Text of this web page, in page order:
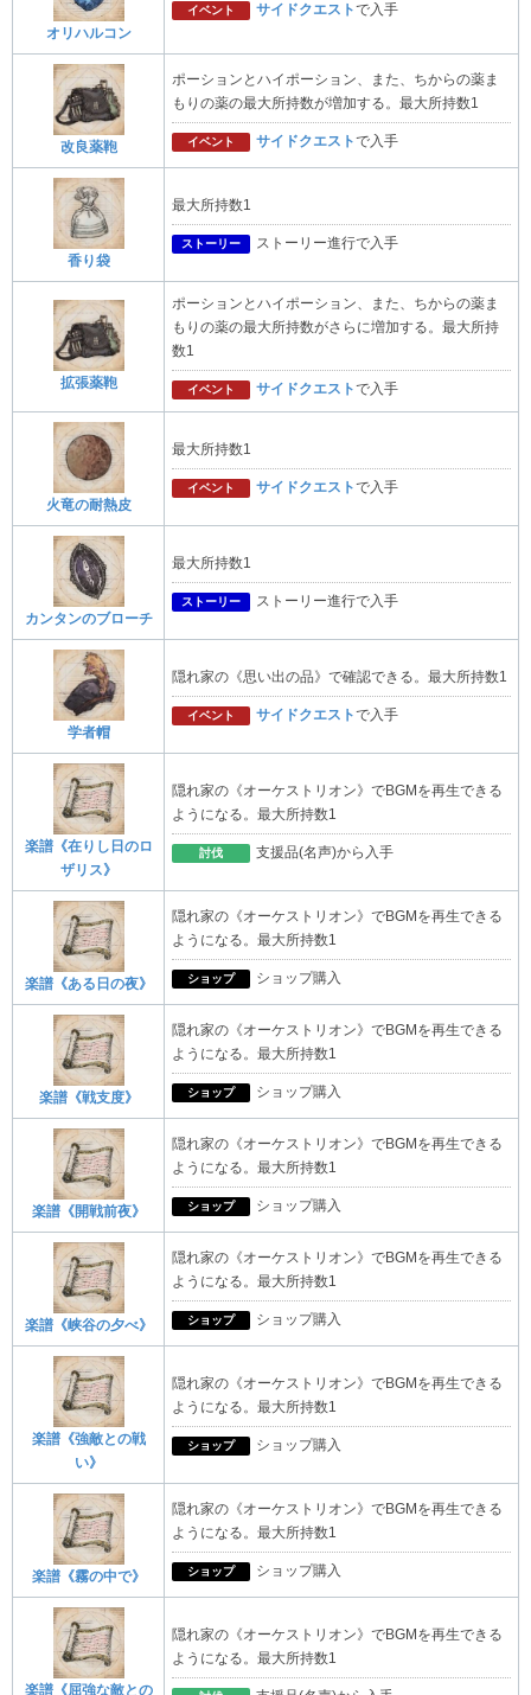
オリハルコン
イベント サイドクエストで入手
改良薬鞄
ポーションとハイポーション、また、ちからの薬ま
もりの薬の最大所持数が増加する。最大所持数1
イベント サイドクエストで入手
香り袋
最大所持数1
ストーリー ストーリー進行で入手
拡張薬鞄
ポーションとハイポーション、また、ちからの薬ま
もりの薬の最大所持数がさらに増加する。最大所持
数1
イベント サイドクエストで入手
火竜の耐熱皮
最大所持数1
イベント サイドクエストで入手
カンタンのブローチ
最大所持数1
ストーリー ストーリー進行で入手
学者帽
隠れ家の《思い出の品》で確認できる。最大所持数1
イベント サイドクエストで入手
楽譜《在りし日のロ
ザリス》
隠れ家の《オーケストリオン》でBGMを再生できる
ようになる。最大所持数1
討伐 支援品(名声)から入手
楽譜《ある日の夜》
隠れ家の《オーケストリオン》でBGMを再生できる
ようになる。最大所持数1
ショップ ショップ購入
楽譜《戦支度》
隠れ家の《オーケストリオン》でBGMを再生できる
ようになる。最大所持数1
ショップ ショップ購入
楽譜《開戦前夜》
隠れ家の《オーケストリオン》でBGMを再生できる
ようになる。最大所持数1
ショップ ショップ購入
楽譜《峡谷の夕べ》
隠れ家の《オーケストリオン》でBGMを再生できる
ようになる。最大所持数1
ショップ ショップ購入
楽譜《強敵との戦
い》
隠れ家の《オーケストリオン》でBGMを再生できる
ようになる。最大所持数1
ショップ ショップ購入
楽譜《霧の中で》
隠れ家の《オーケストリオン》でBGMを再生できる
ようになる。最大所持数1
ショップ ショップ購入
楽譜《屈強な敵との
隠れ家の《オーケストリオン》でBGMを再生できる
ようになる。最大所持数1